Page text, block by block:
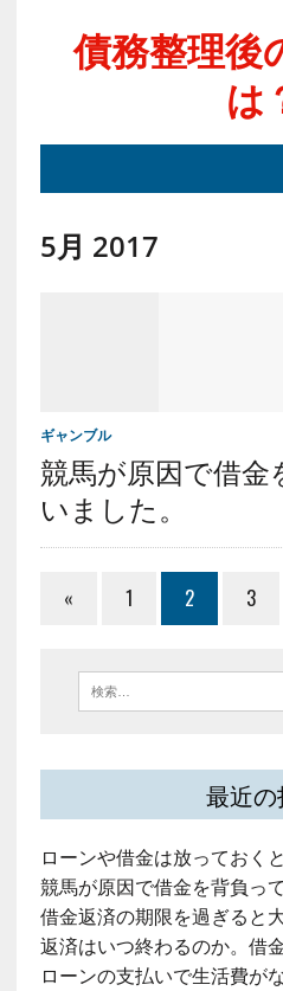
債務整理後
は
5月 2017
ギャンブル
競馬が原因で借金
いました。
« 1 2 3
最近
ローンや借金は放っておく
競馬が原因で借金を背負っ
借金返済の期限を過ぎると
返済はいつ終わるのか。借
ローンの支払いで生活費が